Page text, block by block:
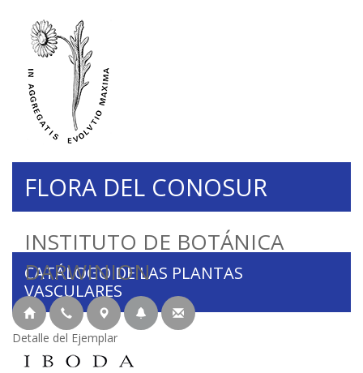
INSTITUTO DE BOTÁNICA
DARWINION
FLORA DEL CONOSUR
CATÁLOGO DE LAS PLANTAS
VASCULARES
Detalle del Ejemplar